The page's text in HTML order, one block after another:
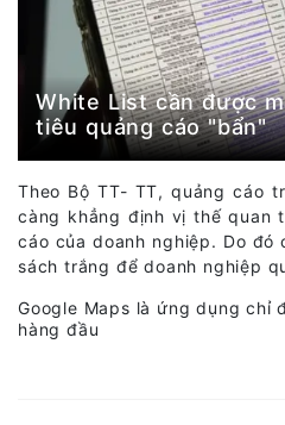
White List cần được
tiêu quảng cáo "bẩn"
Theo Bộ TT- TT, quảng cáo
càng khẳng định vị thế quan
cáo của doanh nghiệp. Do đó
sách trắng để doanh nghiệp
Google Maps là ứng dụng chỉ
hàng đầu